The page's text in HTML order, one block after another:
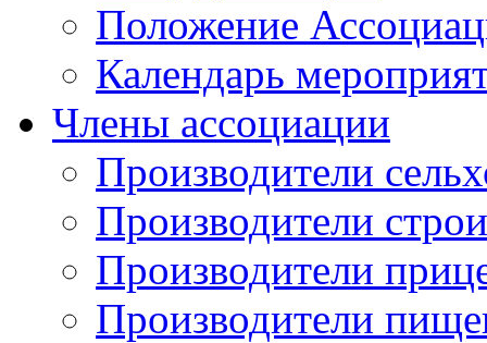
Положение
Календарь
Члены ассоциации
Производители
Производители
Производители
Производители